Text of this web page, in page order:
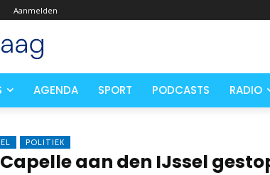
Aanmelden
AGENDA SPORT PODCASTS RADIO
POLITIEK
aan den IJssel